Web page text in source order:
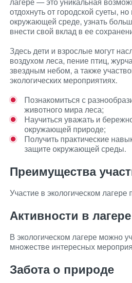
отдохнуть от городской суеты,
окружающей среде, узнать
внести свой вклад в ее
Здесь дети и взрослые могут
воздухом леса, пение птиц,
звездным небом, а также
экологических мероприятиях.
Познакомиться с
животного мира леса;
Научиться уважать и
окружающей природе;
Получить практические
защите окружающей среды.
Преимущества
Участие в экологическом лагере
Активности в лагере
В экологическом лагере можно
множестве интересных
Забота о природе